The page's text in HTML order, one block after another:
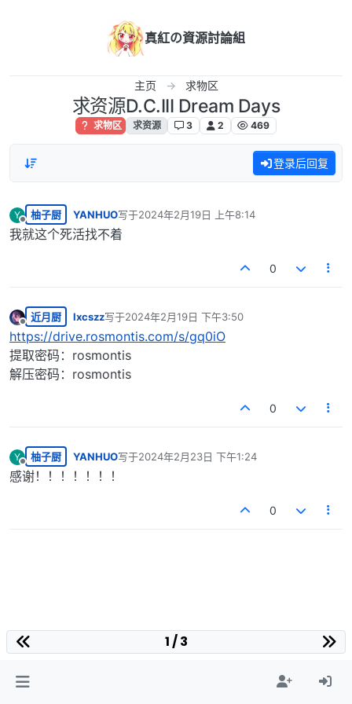
真紅の資源討論組
主页 求物区
求资源D.C.III Dream Days
求物区 求资源 3 2 469
登录后回复
Y
离线
柚子厨 YANHUO写于2024年2月19日 上午8:14
最后由 编辑
我就这个死活找不着
0
离线
近月厨 lxcszz写于2024年2月19日 下午3:50
最后由 编辑
https://drive.rosmontis.com/s/gq0iO
提取密码：rosmontis
解压密码：rosmontis
0
Y
离线
柚子厨 YANHUO写于2024年2月23日 下午1:24
最后由 编辑
感谢！！！！！！！
0
1 / 3